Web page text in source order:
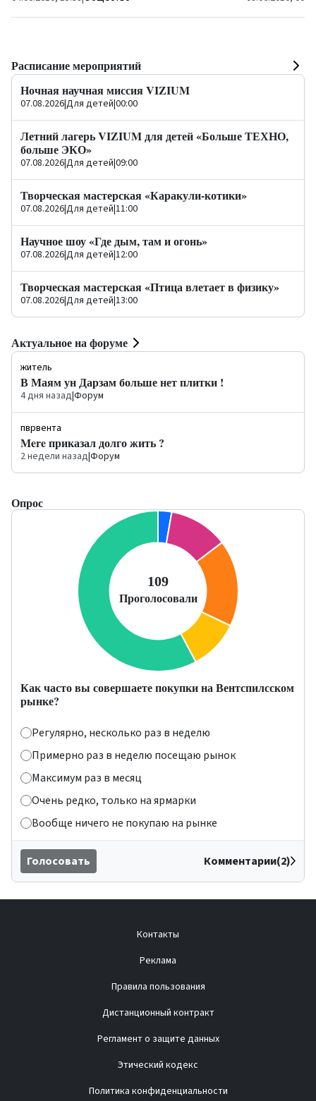
Расписание мероприятий
Ночная научная миссия VIZIUM
07.08.2026|Для детей|00:00
Летний лагерь VIZIUM для детей «Больше ТЕХНО,
больше ЭКО»
07.08.2026|Для детей|09:00
Творческая мастерская «Каракули-котики»
07.08.2026|Для детей|11:00
Научное шоу «Где дым, там и огонь»
07.08.2026|Для детей|12:00
Творческая мастерская «Птица влетает в физику»
07.08.2026|Для детей|13:00
Актуальное на форуме
житель
В Маям ун Дарзам больше нет плитки !
4 дня назад|Форум
пврвента
Mere приказал долго жить ?
2 недели назад|Форум
Опрос
Как часто вы совершаете покупки на Вентспилсском
рынке?
Регулярно, несколько раз в неделю
Примерно раз в неделю посещаю рынок
Максимум раз в месяц
Очень редко, только на ярмарки
Вообще ничего не покупаю на рынке
Голосовать Комментарии(2)
Контакты
Реклама
Правила пользования
Дистанционный контракт
Регламент о защите данных
Этический кодекс
Политика конфиденциальности